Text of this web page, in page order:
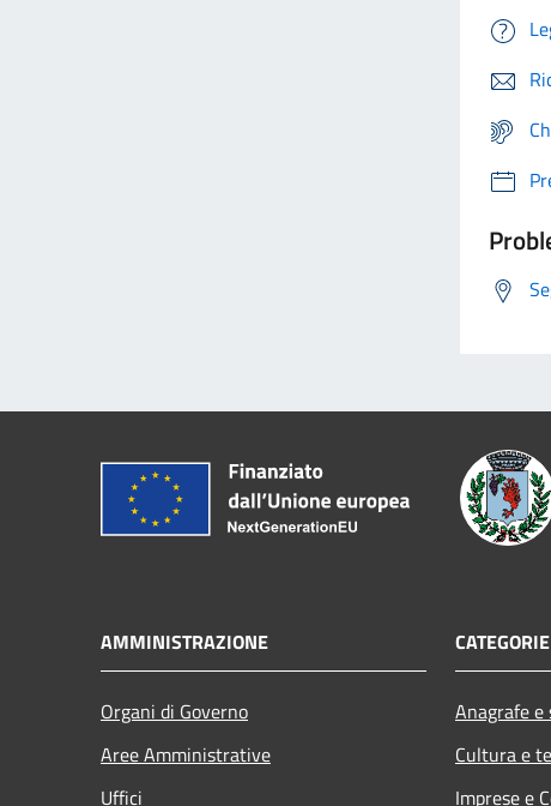
AMMINISTRAZIONE
Organi di Governo
Aree Amministrative
Uffici
Anagrafe
Cultura e
Imprese e